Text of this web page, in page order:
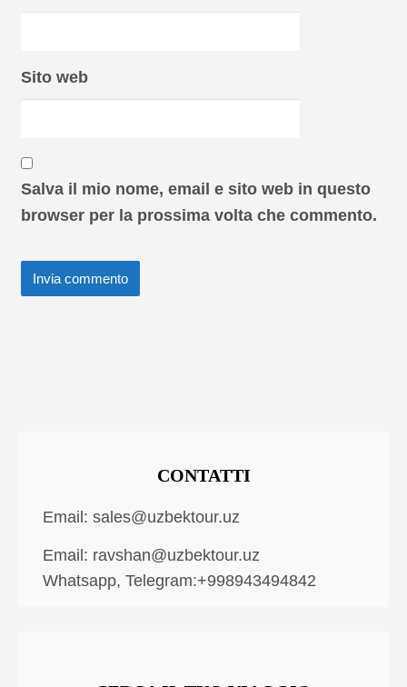
Sito web
Salva il mio nome, email e sito web in questo
browser per la prossima volta che commento.
CONTATTI
Email: sales@uzbektour.uz
Email: ravshan@uzbektour.uz
Whatsapp, Telegram:+998943494842